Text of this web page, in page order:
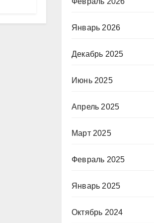
Январь 2026
Декабрь 2025
Июнь 2025
Апрель 2025
Март 2025
Февраль 2025
Январь 2025
Октябрь 2024